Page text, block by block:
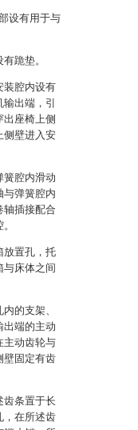
设有用于与
跪垫。
装腔内设有
出端，引
座椅上侧
侧壁进入安
簧腔内滑动
与弹簧腔内
轴插接配合
放置孔，托
与床体之间
的支架、
出端的主动
主动齿轮与
壁固定有齿
齿条置于长
，在所述齿